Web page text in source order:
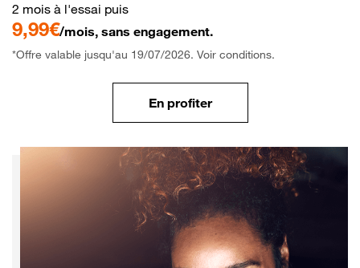
2 mois à l'essai puis
9,99€/mois, sans engagement.
*Offre valable jusqu'au 19/07/2026. Voir conditions.
En profiter